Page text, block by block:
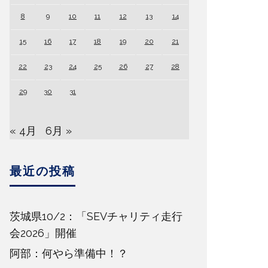
8 9 10 11 12 13 14
15 16 17 18 19 20 21
22 23 24 25 26 27 28
29 30 31
« 4月 6月 »
最近の投稿
茨城県10/2：「SEVチャリティ走行
会2026」開催
阿部：何やら準備中！？